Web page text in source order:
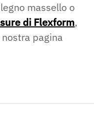
massello o
di Flexform,
pagina